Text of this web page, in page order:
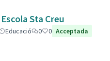
Sta Creu
Educació 0 0 Acceptada